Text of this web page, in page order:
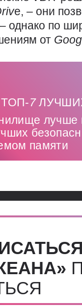
е, – они
однако по
от
ТОП-7
памяти